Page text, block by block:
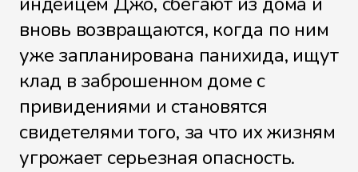
Файл 25
Файл 26
вновь возвращаются, когда по ним
уже запланирована панихида, ищут
клад в заброшенном доме с
привидениями и становятся
свидетелями того, за что их жизням
угрожает серьезная опасность.